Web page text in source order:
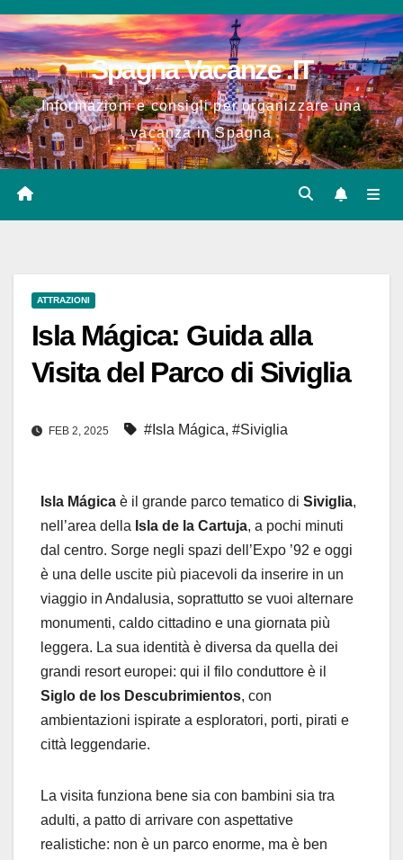
Salta
al
contenuto
Spagna Vacanze .IT
Informazioni e consigli per organizzare una
vacanza in Spagna
ATTRAZIONI
Isla Mágica: Guida alla
Visita del Parco di Siviglia
FEB 2, 2025 #Isla Mágica, #Siviglia
Isla Mágica è il grande parco tematico di Siviglia,
nell’area della Isla de la Cartuja, a pochi minuti
dal centro. Sorge negli spazi dell’Expo ’92 e oggi
è una delle uscite più piacevoli da inserire in un
viaggio in Andalusia, soprattutto se vuoi alternare
monumenti, caldo cittadino e una giornata più
leggera. La sua identità è diversa da quella dei
grandi resort europei: qui il filo conduttore è il
Siglo de los Descubrimientos, con
ambientazioni ispirate a esploratori, porti, pirati e
città leggendarie.
La visita funziona bene sia con bambini sia tra
adulti, a patto di arrivare con aspettative
realistiche: non è un parco enorme, ma è ben